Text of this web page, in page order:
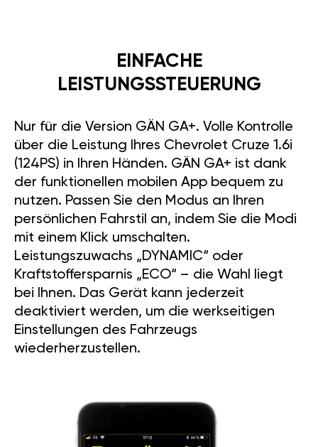
EINFACHE
LEISTUNGSSTEUERUNG
Nur für die Version GÄN GA+. Volle Kontrolle
über die Leistung Ihres Chevrolet Cruze 1.6i
(124PS) in Ihren Händen. GÄN GA+ ist dank
der funktionellen mobilen App bequem zu
nutzen. Passen Sie den Modus an Ihren
persönlichen Fahrstil an, indem Sie die Modi
mit einem Klick umschalten.
Leistungszuwachs „DYNAMIC“ oder
Kraftstoffersparnis „ECO“ – die Wahl liegt
bei Ihnen. Das Gerät kann jederzeit
deaktiviert werden, um die werkseitigen
Einstellungen des Fahrzeugs
wiederherzustellen.